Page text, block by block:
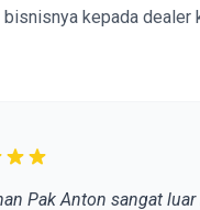
bisnisnya kepada dealer
Pak Anton sangat